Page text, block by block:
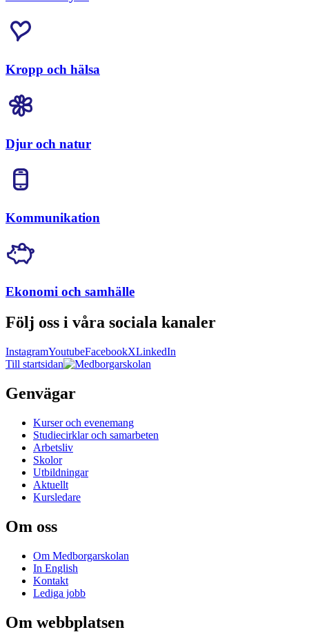
Kropp och hälsa
Djur och natur
Kommunikation
Ekonomi och samhälle
Följ oss i våra sociala kanaler
InstagramYoutubeFacebookXLinkedIn
Till startsidan
Genvägar
Kurser och evenemang
Studiecirklar och samarbeten
Arbetsliv
Skolor
Utbildningar
Aktuellt
Kursledare
Om oss
Om Medborgarskolan
In English
Kontakt
Lediga jobb
Om webbplatsen